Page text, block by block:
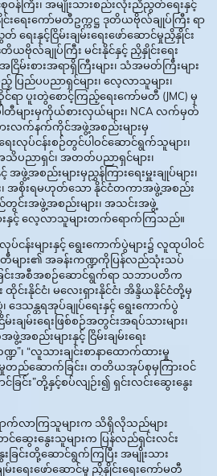
စုဝန်ကြီး၊ အမျိုးသားစည်းလုံးညီညွတ်ရေးနှင့်
င်းရေးကော်မတီဥက္ကဋ္ဌ ဒုတိယဗိုလ်ချုပ်ကြီး ရာ
ရေးနှင့်ငြိမ်းချမ်းရေးဖော်ဆောင်မှုညှိနှိုင်း
ယဗိုလ်ချုပ်ကြီး မင်းနိုင်နှင့် ညှိနှိုင်းရေး
မ်းစားအရာရှိကြီးများ၊ သံအမတ်ကြီးများ
ပြည်ပပညာရှင်များ၊ လေ့လာသူများ၊
ပူးတွဲစောင့်ကြည့်ရေးကော်မတီ (JMC) မှ
တီများမှကိုယ်စားလှယ်များ၊ NCA လက်မှတ်
းလက်နက်ကိုင်အဖွဲ့အစည်းများမှ
ေးလုပ်ငန်းစဉ်တွင်ပါဝင်ဆောင်ရွက်သူများ၊
သိပညာရှင်၊ အတတ်ပညာရှင်များ၊
အဖွဲ့အစည်းများမှညွှန်ကြားရေးမှူးချုပ်များ၊
ား၊ အစိုးရမဟုတ်သော နိုင်ငံတကာအဖွဲ့အစည်း
တွင်းအဖွဲ့အစည်းများ၊ အသင်းအဖွဲ့
းနှင့် လေ့လာသူများတက်ရောက်ကြသည်။
ပ်ငန်းများနှင့် ရွေးကောက်ပွဲများ၌ လူထုပါဝင်
ါတီများ၏ အခန်းကဏ္ဍကိုပြန်လည်သုံးသပ်
ေးခြင်းအစီအစဉ်ဆောင်ရွက်ရာ သဘာပတိက
ထိုင်းနိုင်ငံ၊ မလေးရှားနိုင်ငံ၊ အိန္ဒိယနိုင်ငံတို့မှ
ဒေသန္တရအုပ်ချုပ်ရေးနှင့် ရွေးကောက်ပွဲ
းချမ်းရေးဖြစ်စဉ်အတွင်းအရပ်သားများ၊
အစည်းများနှင့် ငြိမ်းချမ်းရေး
”၊ “လူသားချင်းစာနာထောက်ထားမှု
တည်ဆောက်ခြင်း၊ တတိယအုပ်စုမှကြားဝင်
ခြင်း”တို့နှင့်စပ်လျဉ်း၍ ရှင်းလင်းဆွေးနွေး
ာက်လာကြသူများက သိရှိလိုသည်များ
ာင်ဆွေးနွေးသူများက ပြန်လည်ရှင်းလင်း
းခြင်းတို့ဆောင်ရွက်ကြပြီး အမျိုးသား
းရေးဖော်ဆောင်မှု ညှိနှိုင်းရေးကော်မတီ